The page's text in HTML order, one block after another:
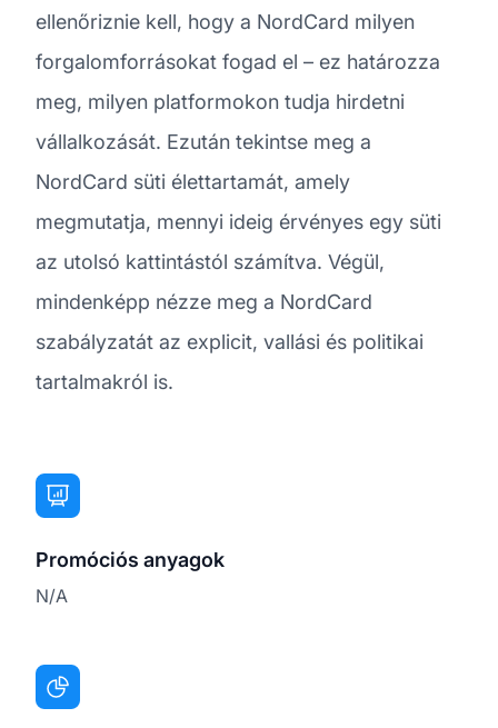
ellenőriznie kell, hogy a NordCard milyen
forgalomforrásokat fogad el – ez határozza
meg, milyen platformokon tudja hirdetni
vállalkozását. Ezután tekintse meg a
NordCard süti élettartamát, amely
megmutatja, mennyi ideig érvényes egy süti
az utolsó kattintástól számítva. Végül,
mindenképp nézze meg a NordCard
szabályzatát az explicit, vallási és politikai
tartalmakról is.
Promóciós anyagok
N/A